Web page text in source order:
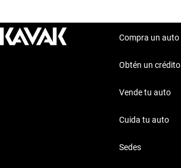
Compra un auto
Obtén un crédito
Vende tu auto
Cuida tu auto
Sedes